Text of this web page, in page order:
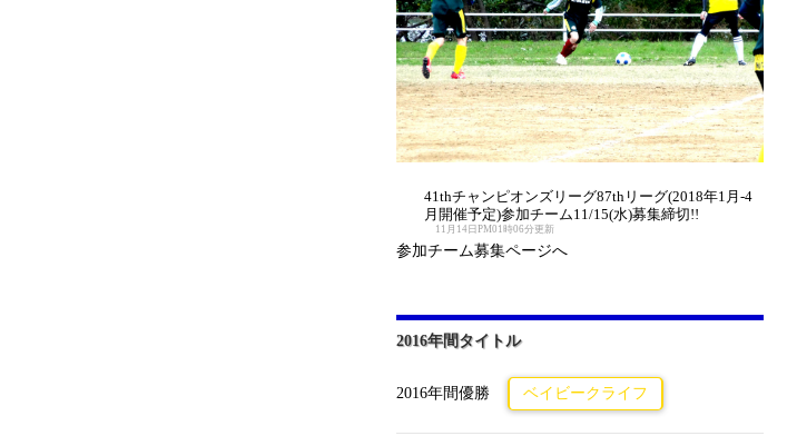
41thチャンピオンズリーグ87thリーグ(2018年1月-4
月開催予定)参加チーム11/15(水)募集締切!!
11月14日PM01時06分更新
参加チーム募集ページへ
2016年間タイトル
2016年間優勝 ベイビークライフ